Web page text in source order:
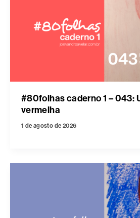
#80folhas caderno 1 – 043:
vermelha
1 de agosto de 2026